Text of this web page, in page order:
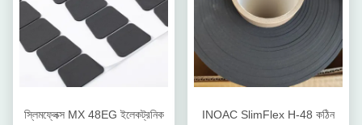
স্লিমফ্লেক্স MX 48EG ইলেকট্রনিক
INOAC SlimFlex H-48 কঠিন